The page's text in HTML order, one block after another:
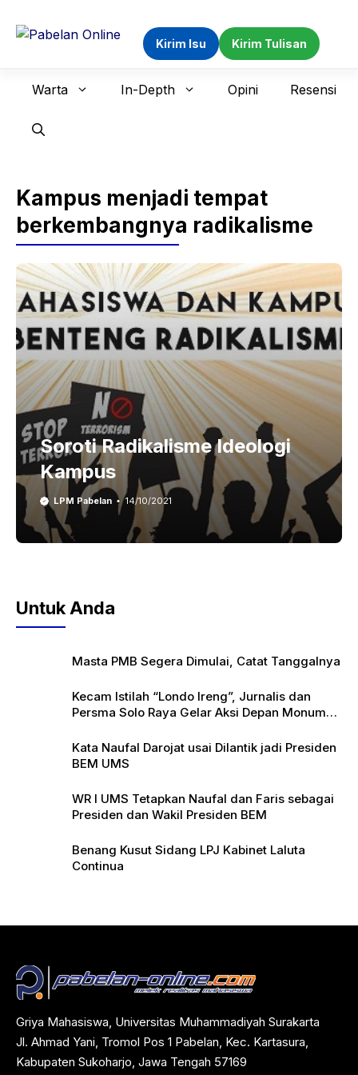
Kirim Isu Kirim Tulisan
Warta In-Depth Opini Resensi
Kampus menjadi tempat
berkembangnya radikalisme
Soroti Radikalisme Ideologi
Kampus
LPM Pabelan 14/10/2021
Untuk Anda
Masta PMB Segera Dimulai, Catat Tanggalnya
Kecam Istilah “Londo Ireng”, Jurnalis dan
Persma Solo Raya Gelar Aksi Depan Monumen
Kata Naufal Darojat usai Dilantik jadi Presiden
BEM UMS
WR I UMS Tetapkan Naufal dan Faris sebagai
Presiden dan Wakil Presiden BEM
Benang Kusut Sidang LPJ Kabinet Laluta
Continua
Griya Mahasiswa, Universitas Muhammadiyah Surakarta
Jl. Ahmad Yani, Tromol Pos 1 Pabelan, Kec. Kartasura,
Kabupaten Sukoharjo, Jawa Tengah 57169